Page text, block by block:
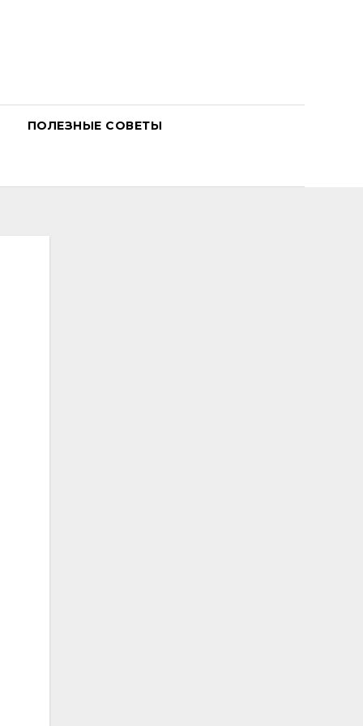
ПОЛЕЗНЫЕ СОВЕТЫ